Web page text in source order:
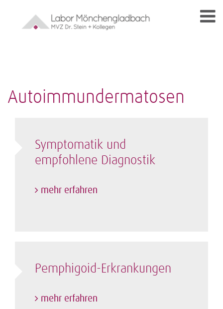
Autoimmundermatosen
Symptomatik und
empfohlene Diagnostik
mehr erfahren
Pemphigoid-Erkrankungen
mehr erfahren